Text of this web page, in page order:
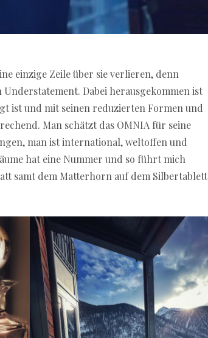
einzige Zeile über sie verlieren, denn
Dabei herausgekommen ist
ist und mit seinen reduzierten Formen und
Man schätzt das OMNIA für seine
man ist international, weltoffen und
hat eine Nummer und so führt mich
samt dem Matterhorn auf dem Silbertablett